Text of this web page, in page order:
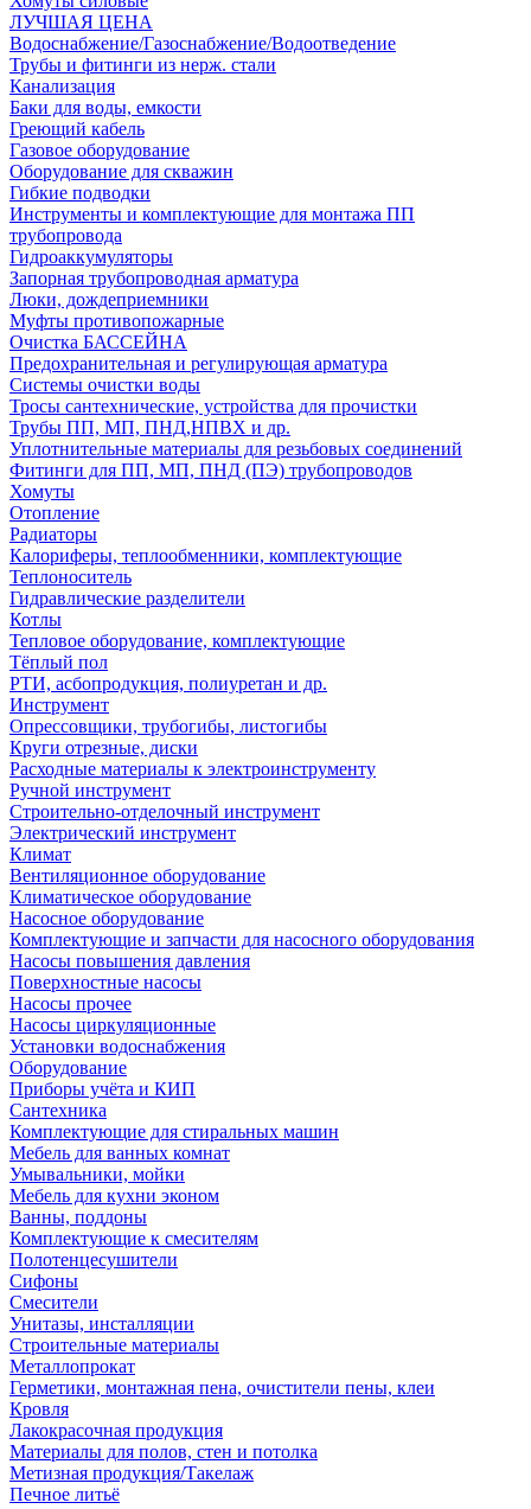
ЛУЧШАЯ ЦЕНА
Водоснабжение/Газоснабжение/Водоотведение
Трубы и фитинги из нерж. стали
Канализация
Баки для воды, емкости
Греющий кабель
Газовое оборудование
Оборудование для скважин
Гибкие подводки
Инструменты и комплектующие для монтажа ПП
трубопровода
Гидроаккумуляторы
Запорная трубопроводная арматура
Люки, дождеприемники
Муфты противопожарные
Очистка БАССЕЙНА
Предохранительная и регулирующая арматура
Системы очистки воды
Тросы сантехнические, устройства для прочистки
Трубы ПП, МП, ПНД,НПВХ и др.
Уплотнительные материалы для резьбовых соединений
Фитинги для ПП, МП, ПНД (ПЭ) трубопроводов
Хомуты
Отопление
Радиаторы
Калориферы, теплообменники, комплектующие
Теплоноситель
Гидравлические разделители
Котлы
Тепловое оборудование, комплектующие
Тёплый пол
РТИ, асбопродукция, полиуретан и др.
Инструмент
Опрессовщики, трубогибы, листогибы
Круги отрезные, диски
Расходные материалы к электроинструменту
Ручной инструмент
Строительно-отделочный инструмент
Электрический инструмент
Климат
Вентиляционное оборудование
Климатическое оборудование
Насосное оборудование
Комплектующие и запчасти для насосного оборудования
Насосы повышения давления
Поверхностные насосы
Насосы прочее
Насосы циркуляционные
Установки водоснабжения
Оборудование
Приборы учёта и КИП
Сантехника
Комплектующие для стиральных машин
Мебель для ванных комнат
Умывальники, мойки
Мебель для кухни эконом
Ванны, поддоны
Комплектующие к смесителям
Полотенцесушители
Сифоны
Смесители
Унитазы, инсталляции
Строительные материалы
Металлопрокат
Герметики, монтажная пена, очистители пены, клеи
Кровля
Лакокрасочная продукция
Материалы для полов, стен и потолка
Метизная продукция/Такелаж
Печное литьё